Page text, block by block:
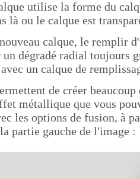
utilise la forme du
là ou le calque est
calque, le remplir
dégradé radial toujours
un calque de
de créer
métallique que vous
les options de fusion, à
partie gauche de l'image :